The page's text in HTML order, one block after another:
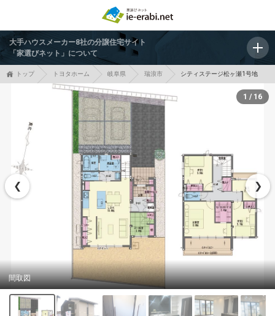
大手ハウスメーカー8社の分譲住宅サイト
「家選びネット」について
トップ トヨタホーム 岐阜県 瑞浪市 シティステージ松ヶ瀬1号地
❮
間取図
❯
1 / 16